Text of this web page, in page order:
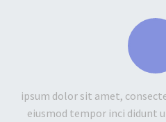
ipsum dolor sit amet,
eiusmod tempor inci didunt